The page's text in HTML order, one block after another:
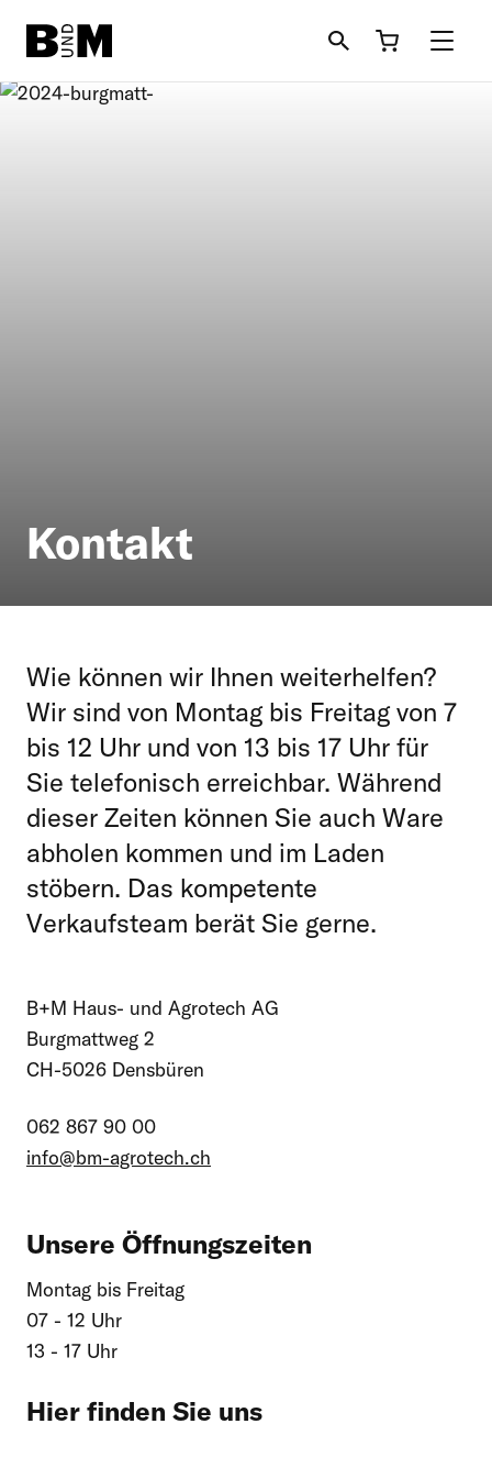
Inhalt
Kontakt
Wie können wir Ihnen weiterhelfen?
Wir sind von Montag bis Freitag von 7
bis 12 Uhr und von 13 bis 17 Uhr für
Sie telefonisch erreichbar. Während
dieser Zeiten können Sie auch Ware
abholen kommen und im Laden
stöbern. Das kompetente
Verkaufsteam berät Sie gerne.
B+M Haus- und Agrotech AG
Burgmattweg 2
CH-5026 Densbüren
062 867 90 00
info@bm-agrotech.ch
Unsere Öffnungszeiten
Montag bis Freitag
07 - 12 Uhr
13 - 17 Uhr
Hier finden Sie uns